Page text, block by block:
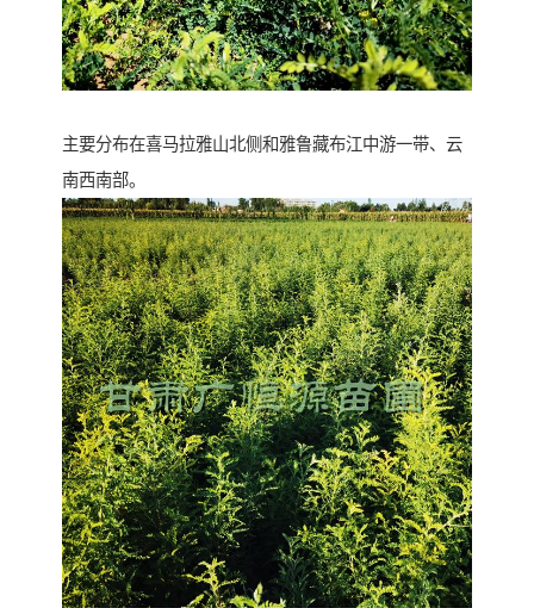
主要分布在喜马拉雅山北侧和雅鲁藏布江中游一带、云
南西南部。